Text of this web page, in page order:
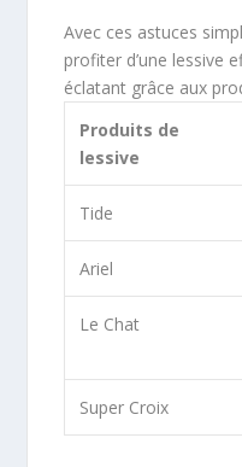
Avec ces astuces
profiter d’une lessive
éclatant grâce aux
Produits de
lessive
Tide
Ariel
Le Chat
Super Croix